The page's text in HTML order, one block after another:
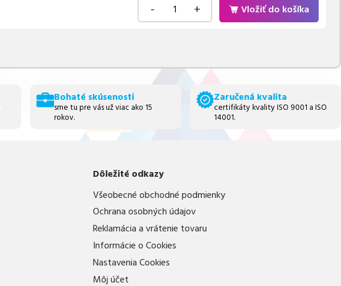
- + Vložiť do košíka
Bohaté skúsenosti
sme tu pre vás už viac ako 15
rokov.
Zaručená kvalita
certifikáty kvality ISO 9001 a ISO
14001.
Dôležité odkazy
Všeobecné obchodné podmienky
Ochrana osobných údajov
Reklamácia a vrátenie tovaru
Informácie o Cookies
Nastavenia Cookies
Môj účet